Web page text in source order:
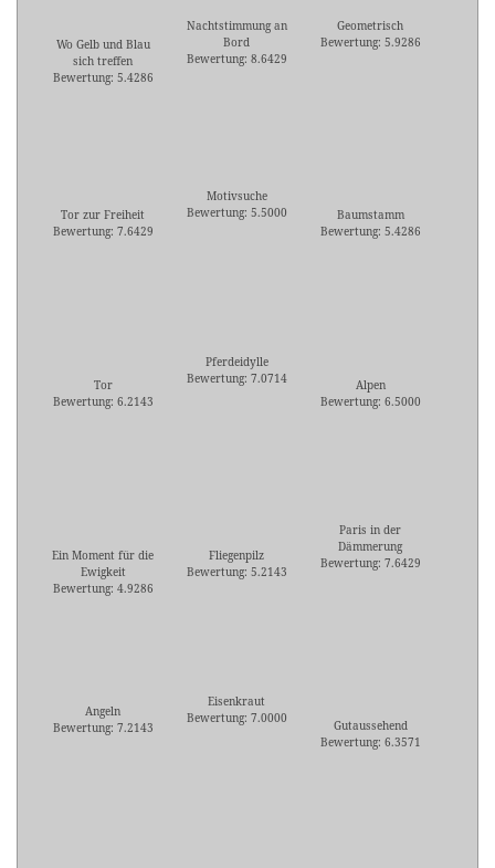
Wo Gelb und Blau
sich treffen
Bewertung: 5.4286
Nachtstimmung an
Bord
Bewertung: 8.6429
Geometrisch
Bewertung: 5.9286
Tor zur Freiheit
Bewertung: 7.6429
Motivsuche
Bewertung: 5.5000
Baumstamm
Bewertung: 5.4286
Tor
Bewertung: 6.2143
Pferdeidylle
Bewertung: 7.0714
Alpen
Bewertung: 6.5000
Ein Moment für die
Ewigkeit
Bewertung: 4.9286
Fliegenpilz
Bewertung: 5.2143
Paris in der
Dämmerung
Bewertung: 7.6429
Angeln
Bewertung: 7.2143
Eisenkraut
Bewertung: 7.0000
Gutaussehend
Bewertung: 6.3571